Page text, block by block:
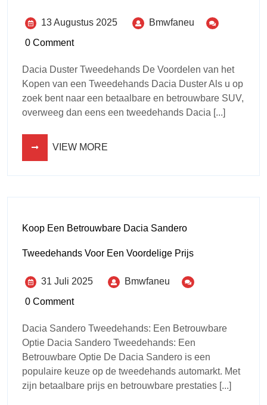
13 Augustus 2025
Bmwfaneu
0 Comment
Dacia Duster Tweedehands De Voordelen van het
Kopen van een Tweedehands Dacia Duster Als u op
zoek bent naar een betaalbare en betrouwbare SUV,
overweeg dan eens een tweedehands Dacia [...]
VIEW MORE
Koop Een Betrouwbare Dacia Sandero
Tweedehands Voor Een Voordelige Prijs
31 Juli 2025
Bmwfaneu
0 Comment
Dacia Sandero Tweedehands: Een Betrouwbare
Optie Dacia Sandero Tweedehands: Een
Betrouwbare Optie De Dacia Sandero is een
populaire keuze op de tweedehands automarkt. Met
zijn betaalbare prijs en betrouwbare prestaties [...]